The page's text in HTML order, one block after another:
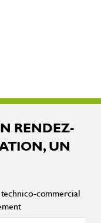
RENDEZ-
UN
commercial